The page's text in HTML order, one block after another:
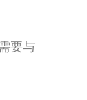
要与